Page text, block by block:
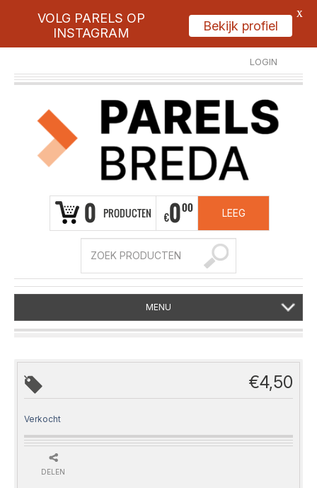
LOGIN
REGISTREER
0 PRODUCTEN €000 LEEG
MENU
€4,50
Verkocht
DELEN
VOLG PARELS OP
INSTAGRAM
Bekijk profiel
X